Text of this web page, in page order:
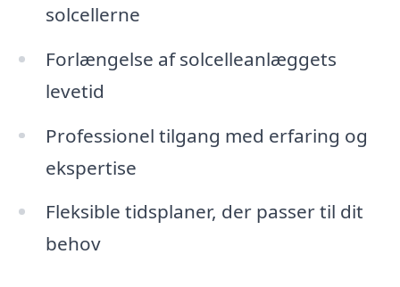
solcellerne
Forlængelse af solcelleanlæggets
levetid
Professionel tilgang med erfaring og
ekspertise
Fleksible tidsplaner, der passer til dit
behov